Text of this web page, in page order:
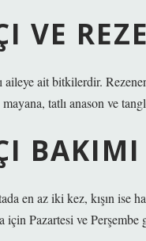
VE
aileye ait bitkilerdir.
tatlı anason ve
en az iki kez, kışın ise
için Pazartesi ve